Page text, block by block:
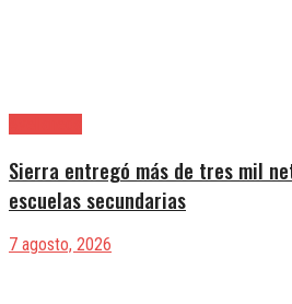
Sierra entregó más de tres mil
escuelas secundarias
7 agosto, 2026